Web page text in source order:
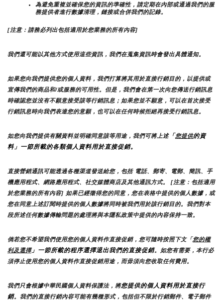
為避免重複並確保您的資訊的準確性，請定期在內部或通過我們的服
務提供者進行數據清理，鏈接或合併我們的記錄。
[注意：請務必列出包括適用於您業務的所有內容]
我們還可能以其他方式使用這些資訊，我們在蒐集資訊時會發出具體通知。
如果您向我們提供您的個人資料，我們打算將其用於直接行銷目的，以提供或
宣傳我們的商品和/或服務的可用性。但是，我們會在第一次向您傳送行銷訊息
時確認您並沒有不願意接受該等行銷訊息；如果您並不願意，可以在首次接受
行銷訊息時向我們表達您的意願，也可以在任何時候拒絕再接受行銷訊息。
如您向我們提供有關資料並明確同意該等用途，我們可將上述「 您提供的資
料」一節所載的各類個人資料用於直接促銷。
直接營銷通訊可能透過各種渠道發送給您，包括 電話、郵寄、電郵、簡訊、手
機應用程式、網路應用程式、社交媒體商店及其他通訊方式。 [注意：包括適用
於您業務的所有內容] 如果已經徵得您的同意，您在表格中提供的個人數據，或
您在同意上述訂閱時提供的個人數據將同時被我們用於該行銷目的。我們對本
段所述任何數據傳輸問題的處理將與本隱私政策中提供的內容保持一致。
倘若您不希望我們使用您的個人資料作直接促銷，您可隨時按照下文「您的權
利及選擇」一節所載的程序選擇退出我們的直接促銷。如您有需要，本行必
須停止使用您的個人資料作直接促銷用途，而毋須向您收取任何費用。
我們只會根據中華民國個人資料保護法，將您提供的個人資料用於直接行
銷。我們的直接行銷內容可能有幾種形式，包括但不限於行銷郵件、電子郵件